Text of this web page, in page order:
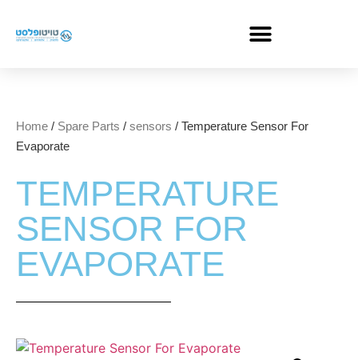
Home / Spare Parts / sensors / Temperature Sensor For
Evaporate
TEMPERATURE
SENSOR FOR
EVAPORATE